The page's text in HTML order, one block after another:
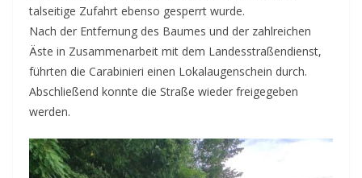
talseitige Zufahrt ebenso gesperrt wurde.
Nach der Entfernung des Baumes und der zahlreichen
Äste in Zusammenarbeit mit dem Landesstraßendienst,
führten die Carabinieri einen Lokalaugenschein durch.
Abschließend konnte die Straße wieder freigegeben
werden.